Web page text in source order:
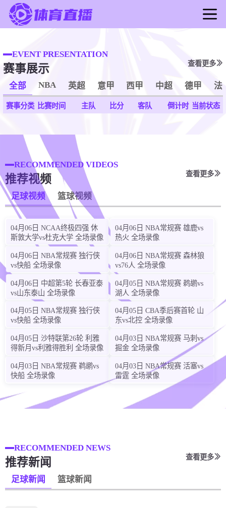
足球直播
篮球直播
足球录像
篮球录像
足球新闻
EVENT PRESENTATION
赛事展示 查看更多
全部 NBA 英超 意甲 西甲 中超 德甲 法
赛事分类 比赛时间 主队 比分 客队 倒计时 当前状态
RECOMMENDED VIDEOS
推荐视频 查看更多
足球视频 篮球视频
04月06日 NCAA终极四强 休
斯敦大学vs杜克大学 全场录像
04月06日 NBA常规赛 雄鹿vs
热火 全场录像
04月06日 NBA常规赛 独行侠
vs快船 全场录像
04月06日 NBA常规赛 森林狼
vs76人 全场录像
04月06日 中超第5轮 长春亚泰
vs山东泰山 全场录像
04月05日 NBA常规赛 鹈鹕vs
湖人 全场录像
04月05日 NBA常规赛 独行侠
vs快船 全场录像
04月05日 CBA季后赛首轮 山
东vs北控 全场录像
04月05日 沙特联第26轮 利雅
得新月vs利雅得胜利 全场录像
04月03日 NBA常规赛 马刺vs
掘金 全场录像
04月03日 NBA常规赛 鹈鹕vs
快船 全场录像
04月03日 NBA常规赛 活塞vs
雷霆 全场录像
RECOMMENDED NEWS
推荐新闻 查看更多
足球新闻 篮球新闻